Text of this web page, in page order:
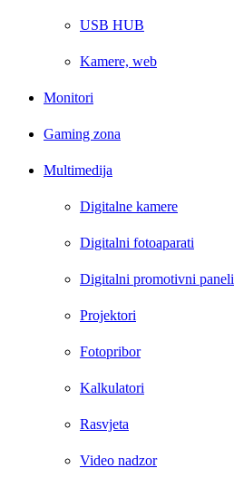
USB HUB
Kamere, web
Monitori
Gaming zona
Multimedija
Digitalne kamere
Digitalni fotoaparati
Digitalni promotivni paneli
Projektori
Fotopribor
Kalkulatori
Rasvjeta
Video nadzor